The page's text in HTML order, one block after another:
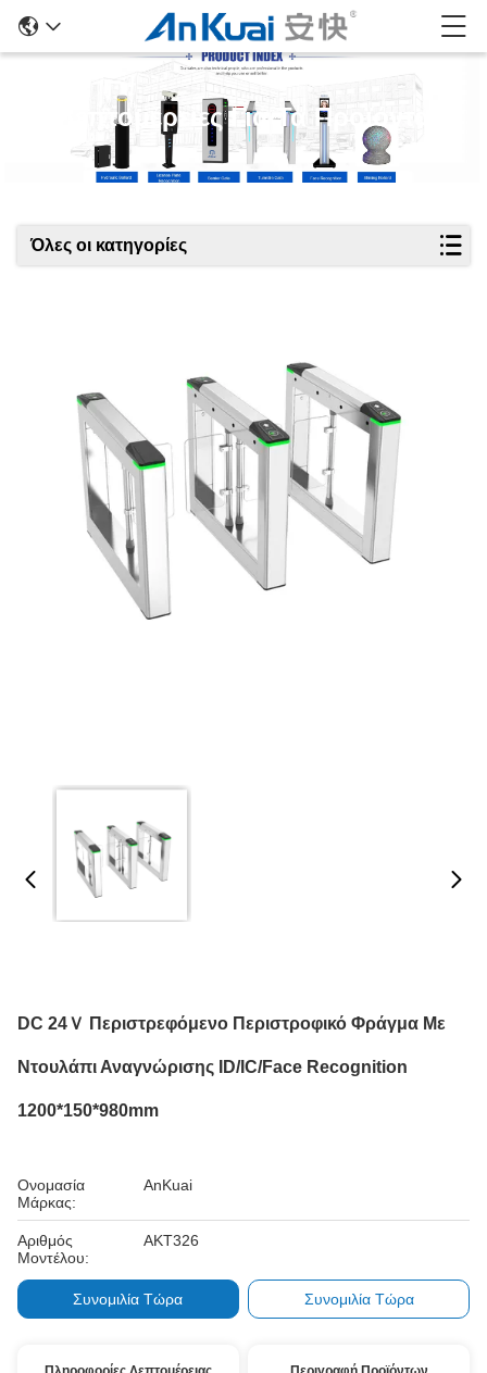
Λεπτομέρειες Για Τα Προϊόντα
Όλες οι κατηγορίες
DC 24Ｖ Περιστρεφόμενο Περιστροφικό Φράγμα Με
Ντουλάπι Αναγνώρισης ID/IC/Face Recognition
1200*150*980mm
Ονομασία
Μάρκας:
AnKuai
Αριθμός
Μοντέλου:
AKT326
Συνομιλία Τώρα Συνομιλία Τώρα